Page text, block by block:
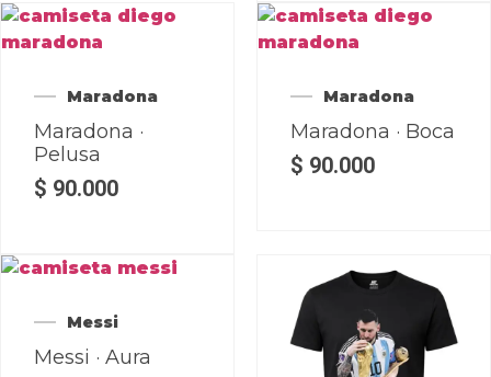
Maradona
Maradona ·
Pelusa
$ 90.000
Maradona
Maradona · Boca
$ 90.000
Messi
Messi · Aura